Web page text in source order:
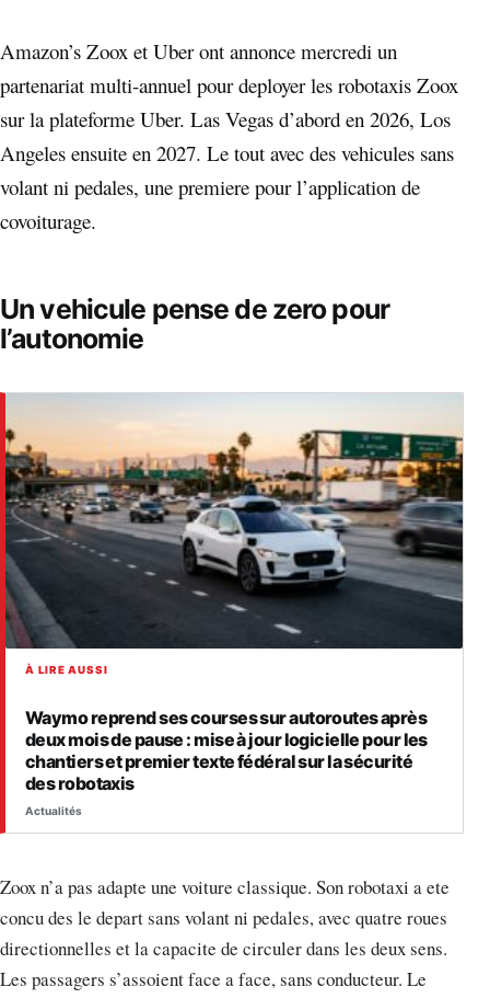
Amazon’s Zoox et Uber ont annonce mercredi un
partenariat multi-annuel pour deployer les robotaxis Zoox
sur la plateforme Uber. Las Vegas d’abord en 2026, Los
Angeles ensuite en 2027. Le tout avec des vehicules sans
volant ni pedales, une premiere pour l’application de
covoiturage.
Un vehicule pense de zero pour
l’autonomie
À LIRE AUSSI
Waymo reprend ses courses sur autoroutes après
deux mois de pause : mise à jour logicielle pour les
chantiers et premier texte fédéral sur la sécurité
des robotaxis
Actualités
Zoox n’a pas adapte une voiture classique. Son robotaxi a ete
concu des le depart sans volant ni pedales, avec quatre roues
directionnelles et la capacite de circuler dans les deux sens.
Les passagers s’assoient face a face, sans conducteur. Le